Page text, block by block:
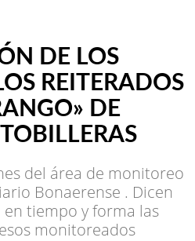
DE LOS
REITERADOS
DE
del área de monitoreo
Bonaerense . Dicen
tiempo y forma las
monitoreados